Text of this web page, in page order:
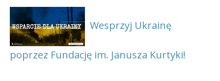
Wesprzyj Ukrainę
poprzez Fundację im. Janusza Kurtyki!